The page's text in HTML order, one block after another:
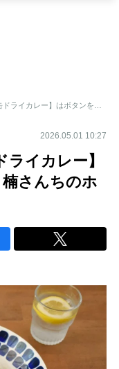
2026.05.01 10:27
イカレー】
さんちのホ